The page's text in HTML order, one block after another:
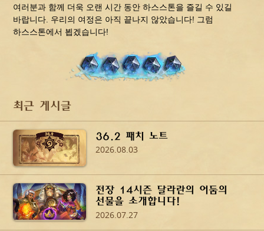
여러분과 함께 더욱 오랜 시간 동안 하스스톤을 즐길 수 있길
바랍니다. 우리의 여정은 아직 끝나지 않았습니다! 그럼
하스스톤에서 뵙겠습니다!
최근 게시글
36.2 패치 노트
2026.08.03
전장 14시즌 달라란의 어둠의
선물을 소개합니다!
2026.07.27